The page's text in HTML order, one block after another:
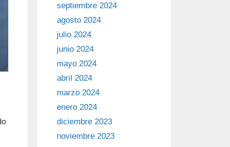
septiembre 2024
agosto 2024
julio 2024
junio 2024
mayo 2024
abril 2024
marzo 2024
enero 2024
diciembre 2023
noviembre 2023